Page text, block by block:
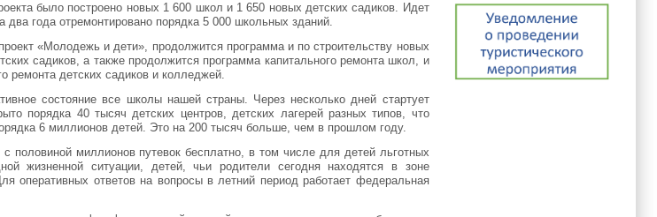
было построено новых 1 600 школ и 1 650 новых детских садиков. Идет
два года отремонтировано порядка 5 000 школьных зданий.
«Молодежь и дети», продолжится программа и по строительству новых
садиков, а также продолжится программа капитального ремонта школ, и
ремонта детских садиков и колледжей.
состояние все школы нашей страны. Через несколько дней стартует
порядка 40 тысяч детских центров, детских лагерей разных типов, что
6 миллионов детей. Это на 200 тысяч больше, чем в прошлом году.
половиной миллионов путевок бесплатно, в том числе для детей льготных
жизненной ситуации, детей, чьи родители сегодня находятся в зоне
оперативных ответов на вопросы в летний период работает федеральная